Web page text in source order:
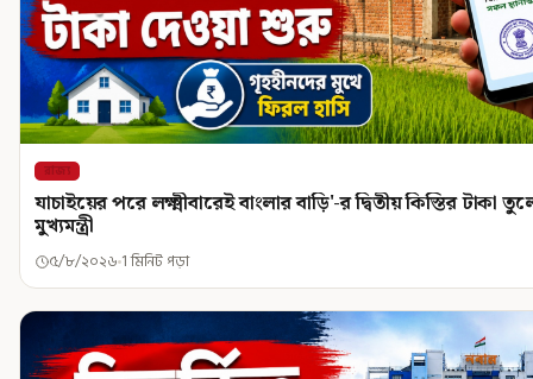
রাজ্য
যাচাইয়ের পরে লক্ষ্মীবারেই বাংলার বাড়ি'-র দ্বিতীয় কিস্তির টাকা
মুখ্যমন্ত্রী
৫/৮/২০২৬ 1 মিনিট পড়া